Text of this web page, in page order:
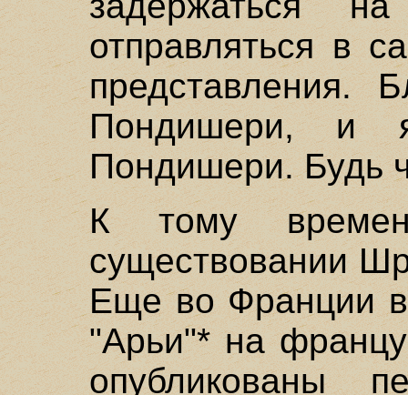
отправляться в
представления.
Пондишери, и
Пондишери. Будь
К тому
существовании
Еще во Франции
"Арьи"* на
опубликованы